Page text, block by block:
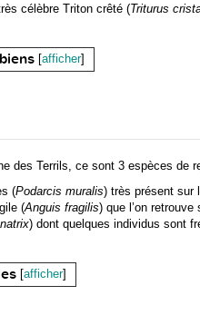
célèbre Triton crêté (Triturus
[afficher]
des Terrils, ce sont 3 espèces de
(Podarcis muralis) très présent sur
(Anguis fragilis) que l’on
) dont quelques individus sont
[afficher]